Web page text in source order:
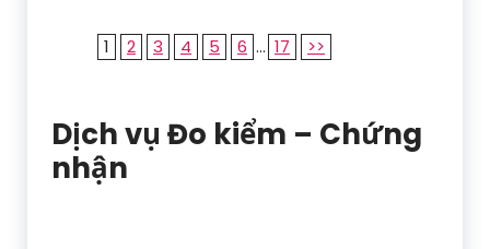
1 2 3 4 5 6 ... 17 >>
Dịch vụ Đo kiểm – Chứng
nhận